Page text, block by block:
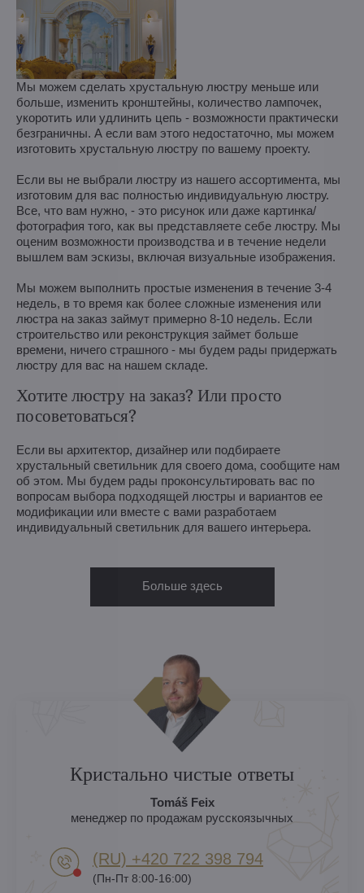
Мы можем сделать хрустальную люстру меньше или
больше, изменить кронштейны, количество лампочек,
укоротить или удлинить цепь - возможности практически
безграничны. А если вам этого недостаточно, мы можем
изготовить хрустальную люстру по вашему проекту.
Если вы не выбрали люстру из нашего ассортимента, мы
изготовим для вас полностью индивидуальную люстру.
Все, что вам нужно, - это рисунок или даже картинка/
фотография того, как вы представляете себе люстру. Мы
оценим возможности производства и в течение недели
вышлем вам эскизы, включая визуальные изображения.
Мы можем выполнить простые изменения в течение 3-4
недель, в то время как более сложные изменения или
люстра на заказ займут примерно 8-10 недель. Если
строительство или реконструкция займет больше
времени, ничего страшного - мы будем рады придержать
люстру для вас на нашем складе.
Хотите люстру на заказ? Или просто
посоветоваться?
Если вы архитектор, дизайнер или подбираете
хрустальный светильник для своего дома, сообщите нам
об этом. Мы будем рады проконсультировать вас по
вопросам выбора подходящей люстры и вариантов ее
модификации или вместе с вами разработаем
индивидуальный светильник для вашего интерьера.
Больше здесь
Кристально чистые ответы
Tomáš Feix
менеджер по продажам русскоязычных
(RU) +420 722 398 794​
(Пн-Пт 8:00-16:00)